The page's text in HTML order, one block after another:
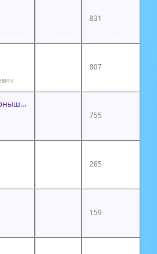
831
807
Петушок и бобовое зернышко
755
265
159